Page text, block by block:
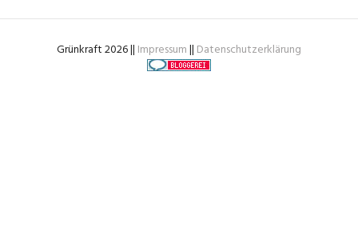
Grünkraft 2026 || Impressum|| Datenschutzerklärung